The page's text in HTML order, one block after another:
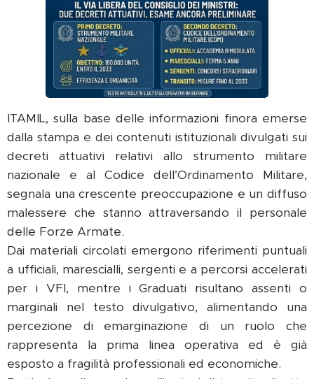
ITAMIL, sulla base delle informazioni finora emerse
dalla stampa e dei contenuti istituzionali divulgati sui
decreti attuativi relativi allo strumento militare
nazionale e al Codice dell’Ordinamento Militare,
segnala una crescente preoccupazione e un diffuso
malessere che stanno attraversando il personale
delle Forze Armate.
Dai materiali circolati emergono riferimenti puntuali
a ufficiali, marescialli, sergenti e a percorsi accelerati
per i VFI, mentre i Graduati risultano assenti o
marginali nel testo divulgativo, alimentando una
percezione di emarginazione di un ruolo che
rappresenta la prima linea operativa ed è già
esposto a fragilità professionali ed economiche.